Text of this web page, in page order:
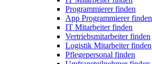
Programmierer finden
App Programmierer finden
IT Mitarbeiter finden
Vertriebsmitarbeiter finden
Logistik Mitarbeiter finden
Pflegepersonal finden